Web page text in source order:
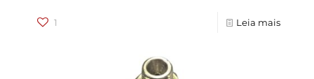
1 Leia mais